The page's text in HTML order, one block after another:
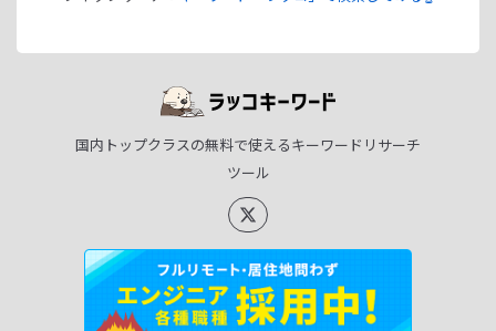
国内トップクラスの無料で使えるキーワードリサーチ
ツール